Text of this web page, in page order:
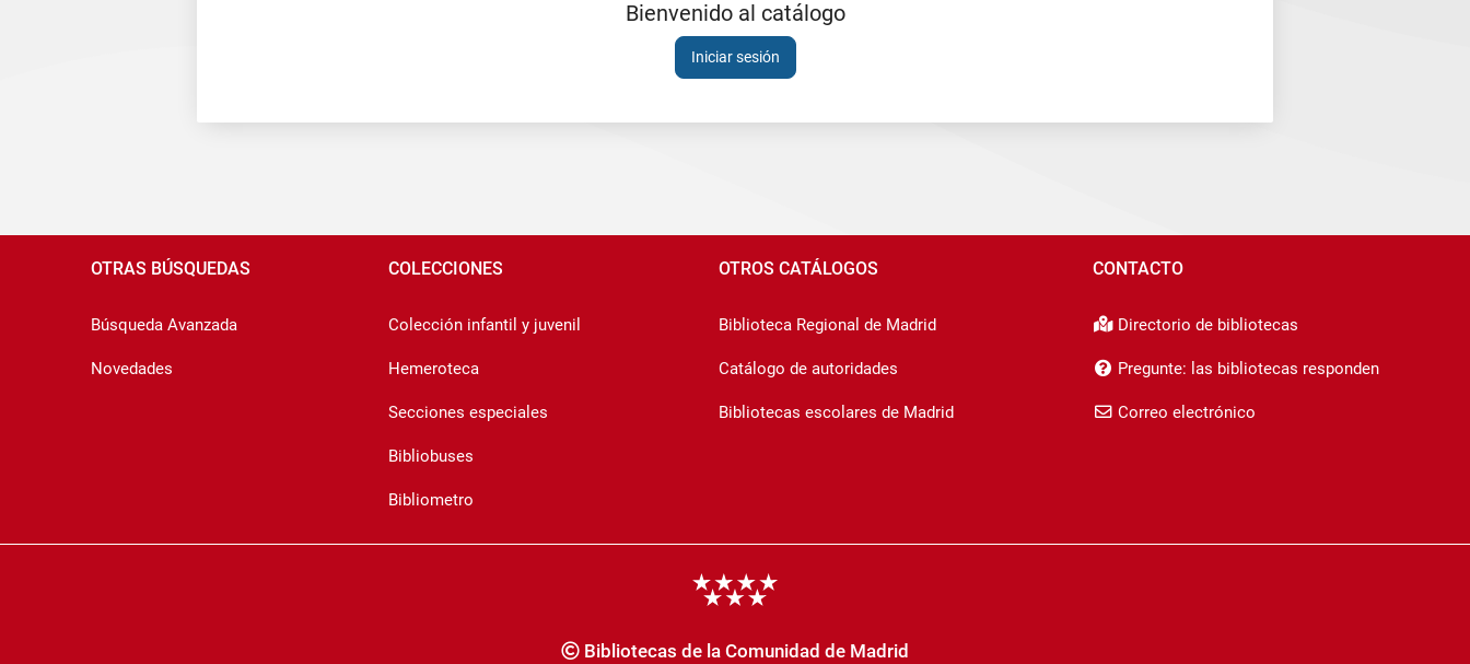
Sesión
expirada
Bienvenido al catálogo
Iniciar sesión
OTRAS BÚSQUEDAS
Búsqueda Avanzada
Novedades
COLECCIONES
Colección infantil y juvenil
Hemeroteca
Secciones especiales
Bibliobuses
Bibliometro
OTROS CATÁLOGOS
Biblioteca Regional de Madrid
Catálogo de autoridades
Bibliotecas escolares de Madrid
CONTACTO
Directorio de bibliotecas
Pregunte: las bibliotecas responden
Correo electrónico
Bibliotecas de la Comunidad de Madrid